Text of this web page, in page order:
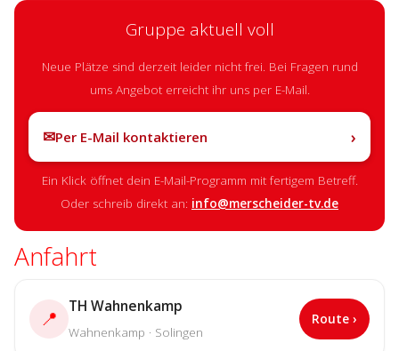
Gruppe aktuell voll
Neue Plätze sind derzeit leider nicht frei. Bei Fragen rund
ums Angebot erreicht ihr uns per E-Mail.
✉Per E-Mail kontaktieren ›
Ein Klick öffnet dein E-Mail-Programm mit fertigem Betreff.
Oder schreib direkt an: info@merscheider-tv.de
Anfahrt
📍
TH Wahnenkamp
Wahnenkamp · Solingen
Route ›